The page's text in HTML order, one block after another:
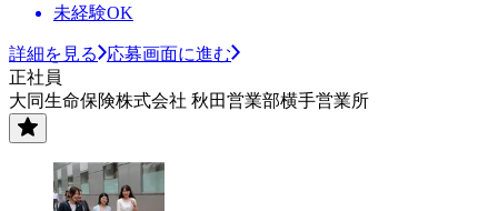
未経験OK
詳細を見る
応募画面に進む
正社員
大同生命保険株式会社 秋田営業部横手営業所